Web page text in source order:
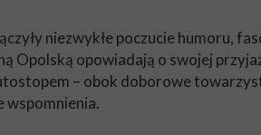
niezwykłe poczucie humoru,
Opolską opowiadają o swojej
– obok doborowe
wspomnienia.